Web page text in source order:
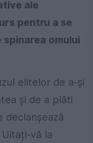
ale
pentru a se
spinarea omului
elitelor de a-și
și de a plăti
declanșează
vă la